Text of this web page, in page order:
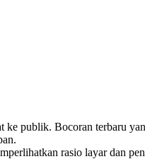
publik. Bocoran terbaru
rasio layar dan